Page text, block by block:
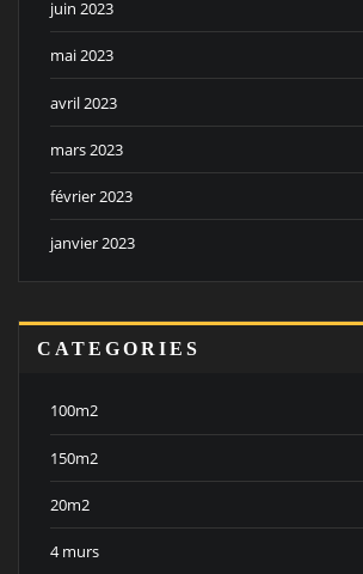
juin 2023
mai 2023
avril 2023
mars 2023
février 2023
janvier 2023
CATEGORIES
100m2
150m2
20m2
4 murs